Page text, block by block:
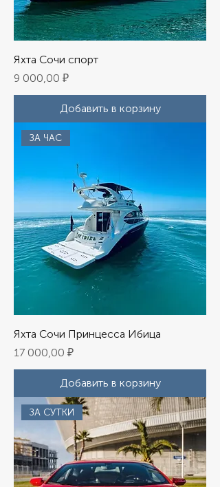
Яхта Сочи спорт
Цена
9 000,00 ₽
Добавить в корзину
ЗА ЧАС
Яхта Сочи Принцесса Ибица
Цена
17 000,00 ₽
Добавить в корзину
ЗА СУТКИ